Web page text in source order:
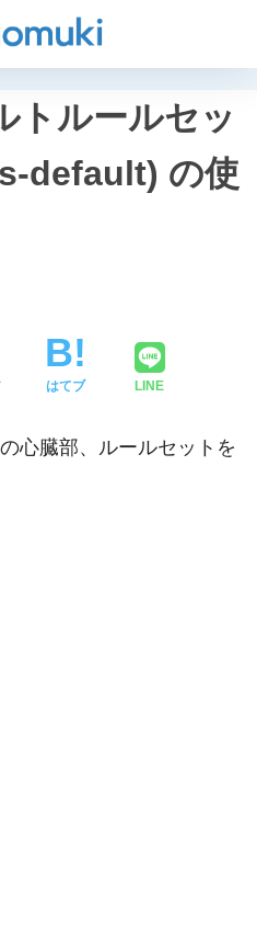
トルールセッ
default) の使
はてブ LINE
心臓部、ルールセットを